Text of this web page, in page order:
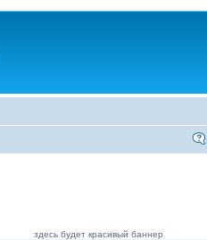
здесь будет красивый баннер